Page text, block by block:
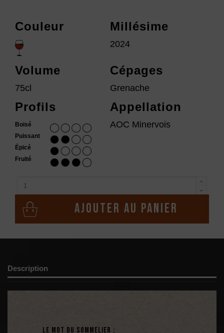
Couleur Millésime
2024
Volume
75cl
Cépages
Grenache
Profils
Boisé
Puissant
Épicé
Fruité
Appellation
AOC Minervois
Ajouter au panier
Description
Le mot du sommelier :